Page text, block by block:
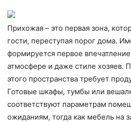
Прихожая – это первая зона,
гости, переступая порог дома.
формируется первое
атмосфере и даже стиле хозяев.
этого пространства требует
Готовые шкафы, тумбы или
соответствуют параметрам
ожиданиям, тогда как мебель на